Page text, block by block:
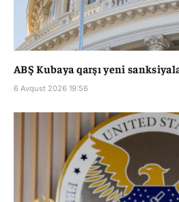
ABŞ Kubaya qarşı yeni
6 Avqust 2026 19:56